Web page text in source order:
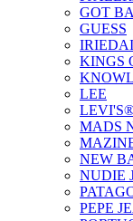
GOT
GUESS
KINGS
LEE
MADS
NEW
NUDIE
PEPE